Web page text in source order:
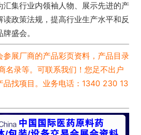
汇集行业内领袖人物、展示先进的产
政策法规，提高行业生产水平和反
盛会。
参展厂商的产品彩页资料，产品目录
名录等。可联系我们！您足不出户
找项目。 业务电话：1340 230 13